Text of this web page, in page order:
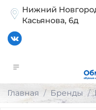
Нижний
Касьянова, 6д
Главная Бренды